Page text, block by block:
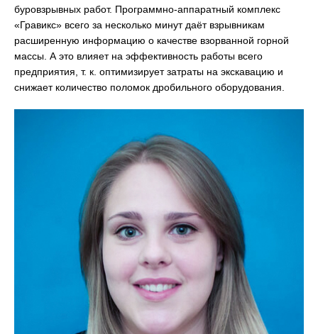
буровзрывных работ. Программно-аппаратный комплекс
«Гравикс» всего за несколько минут даёт взрывникам
расширенную информацию о качестве взорванной горной
массы. А это влияет на эффективность работы всего
предприятия, т. к. оптимизирует затраты на экскавацию и
снижает количество поломок дробильного оборудования.